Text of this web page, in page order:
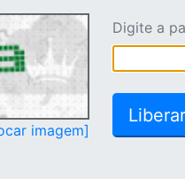
imagem]
Digite a